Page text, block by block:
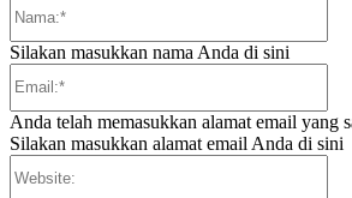
Silakan masukkan nama Anda di sini
Anda telah memasukkan alamat email yang
Silakan masukkan alamat email Anda di sini